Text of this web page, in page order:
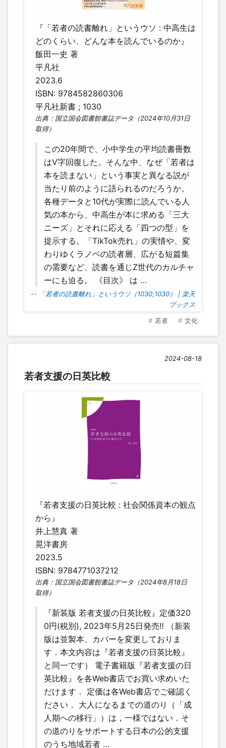
『「若者の読書離れ」というウソ : 中高生は
どのくらい、どんな本を読んでいるのか』
飯田一史 著
平凡社
2023.6
ISBN: 9784582860306
平凡社新書 ; 1030
出典：国立国会図書館書誌データ（2024年10月31日
取得）
この20年間で、小中学生の平均読書冊数
はV字回復した。そんな中、なぜ「若者は
本を読まない」という事実と異なる説が
当たり前のように語られるのだろうか。
各種データと10代が実際に読んでいる人
気の本から、中高生が本に求める「三大
ニーズ」とそれに応える「四つの型」を
提示する。「TikTok売れ」の実情や、変
わりゆくラノベの読者層、広がる短篇集
の需要など、読書を通じZ世代のカルチャ
ーにも迫る。 《目次》 は …
-- 「若者の読書離れ」というウソ（1030;1030） | 楽天
ブックス
若者 文化
2024-08-18
若者支援の日英比較
『若者支援の日英比較 : 社会関係資本の観点
から』
井上慧真 著
晃洋書房
2023.5
ISBN: 9784771037212
出典：国立国会図書館書誌データ（2024年8月18日
取得）
『新装版 若者支援の日英比較』定価320
0円(税別), 2023年5月25日発売‼ （新装
版は並製本、カバーを変更しておりま
す．本文内容は『若者支援の日英比較』
と同一です） 電子書籍版『若者支援の日
英比較』を各Web書店でお買い求めいた
だけます． 定価は各Web書店でご確認く
ださい． 大人になるまでの道のり（「成
人期への移行」）は，一様ではない．そ
の道のりをサポートする日本の公的支援
のうち地域若者 …